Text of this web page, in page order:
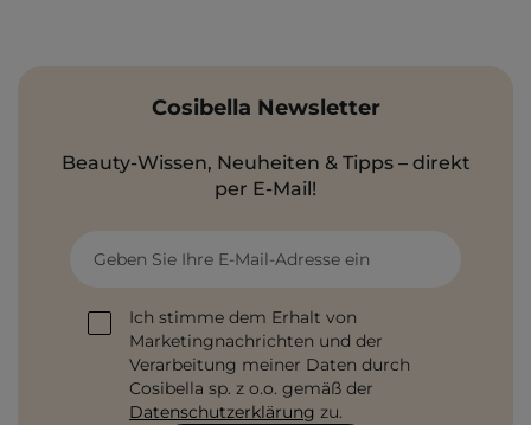
Cosibella Newsletter
Beauty-Wissen, Neuheiten & Tipps – direkt
per E-Mail!
Geben Sie Ihre E-Mail-Adresse ein
Ich stimme dem Erhalt von
Marketingnachrichten und der
Verarbeitung meiner Daten durch
Cosibella sp. z o.o. gemäß der
Datenschutzerklärung zu.